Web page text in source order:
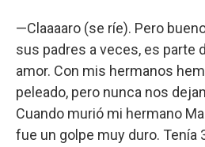
—Claaaaro (se ríe). Pero
sus padres a veces, es parte
amor. Con mis hermanos
peleado, pero nunca nos
Cuando murió mi hermano
fue un golpe muy duro. Tenía